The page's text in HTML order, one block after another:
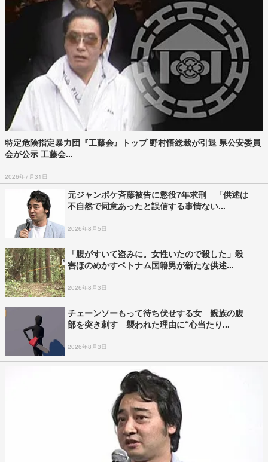
特定危険指定暴力団『工藤会』トップ 野村悟総裁が引退 県公安委員
会が公示 工藤会...
2026年7月31日
元ジャンポケ斉藤被告に懲役7年求刑 「供述は
不自然で同意あったと誤信する事情ない...
2026年8月5日
「腹がすいて盗みに。女性いたので殺した」殺
害ほのめかすベトナム国籍男が新たな供述...
2026年8月3日
チェーンソーもって待ち伏せする女 親族の腹
部を突き刺す 襲われた理由に“心当たり...
2026年8月3日